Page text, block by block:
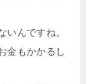
いんですね。
金もかかるし